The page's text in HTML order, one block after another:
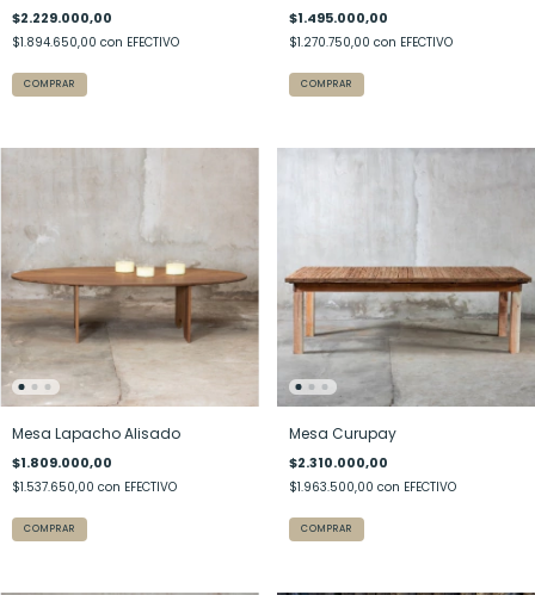
$2.229.000,00
$1.894.650,00 con EFECTIVO
$1.495.000,00
$1.270.750,00 con EFECTIVO
Mesa Lapacho Alisado
$1.809.000,00
$1.537.650,00 con EFECTIVO
Mesa Curupay
$2.310.000,00
$1.963.500,00 con EFECTIVO